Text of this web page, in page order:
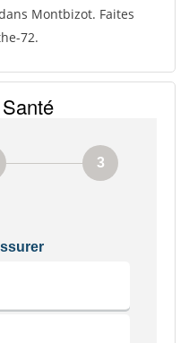
Montbizot. Faites
72.